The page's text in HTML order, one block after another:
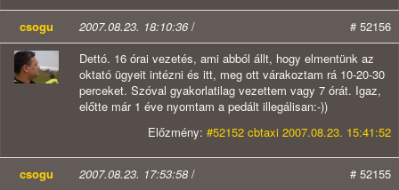
csogu 2007.08.23. 18:10:36/
# 52156
Dettó. 16 órai vezetés, ami abból állt, hogy elmentünk az
oktató ügyeit intézni és itt, meg ott várakoztam rá 10-20-30
perceket. Szóval gyakorlatilag vezettem vagy 7 órát. Igaz,
előtte már 1 éve nyomtam a pedált illegálisan:-))
Előzmény: #52152 cbtaxi 2007.08.23. 15:41:52
csogu 2007.08.23. 17:53:58 /
# 52155